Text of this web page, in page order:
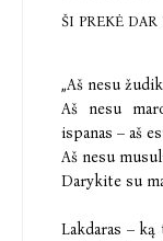
ŠI PREKĖ
„Aš nesu
Aš nesu
ispanas – aš
Aš nesu
Darykite su
Lakdaras –